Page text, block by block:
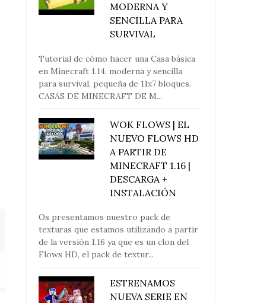
¿UNA PLANTA MÁS EN LA
GRANJA AUTOMÁ...
MODERNA Y
SENCILLA PARA
SURVIVAL
Tutorial de cómo hacer una Casa básica
en Minecraft 1.14, moderna y sencilla
para survival, pequeña de 11x7 bloques.
CASAS DE MINECRAFT DE M...
WOK FLOWS | EL
NUEVO FLOWS HD
A PARTIR DE
MINECRAFT 1.16 |
DESCARGA +
INSTALACIÓN
Os presentamos nuestro pack de
texturas que estamos utilizando a partir
de la versión 1.16 ya que es un clon del
Flows HD, el pack de textur...
ESTRENAMOS
NUEVA SERIE EN